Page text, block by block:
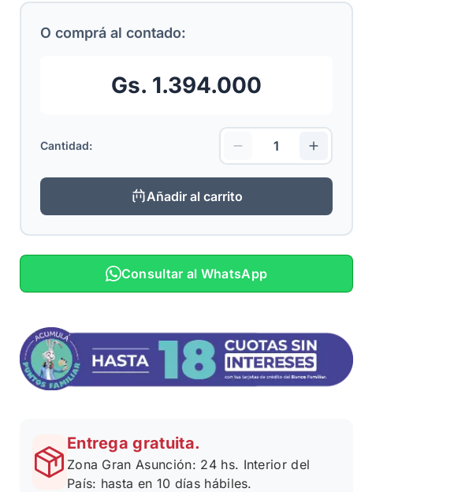
O comprá al contado:
Gs. 1.394.000
Cantidad:
Añadir al carrito
Consultar al WhatsApp
Entrega gratuita.
Zona Gran Asunción: 24 hs. Interior del
País: hasta en 10 días hábiles.